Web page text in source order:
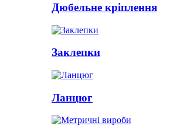
Дюбельне кріплення
Заклепки
Ланцюг